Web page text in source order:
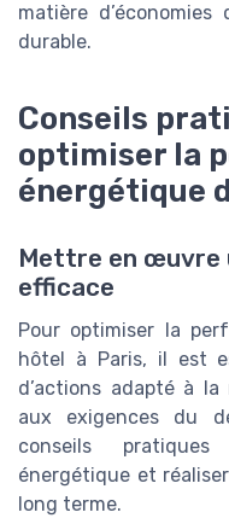
matière d’économies
durable.
Conseils
optimiser la
énergétique
Mettre en œuvre
efficace
Pour optimiser la
hôtel à Paris, il est
d’actions adapté à
aux exigences du
conseils
énergétique et
long terme.